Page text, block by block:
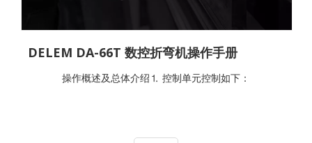
DELEM DA-66T 数控折弯机操作手册
操作概述及总体介绍⒈ 控制单元控制如下：